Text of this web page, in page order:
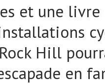
et une livre
Hill
en